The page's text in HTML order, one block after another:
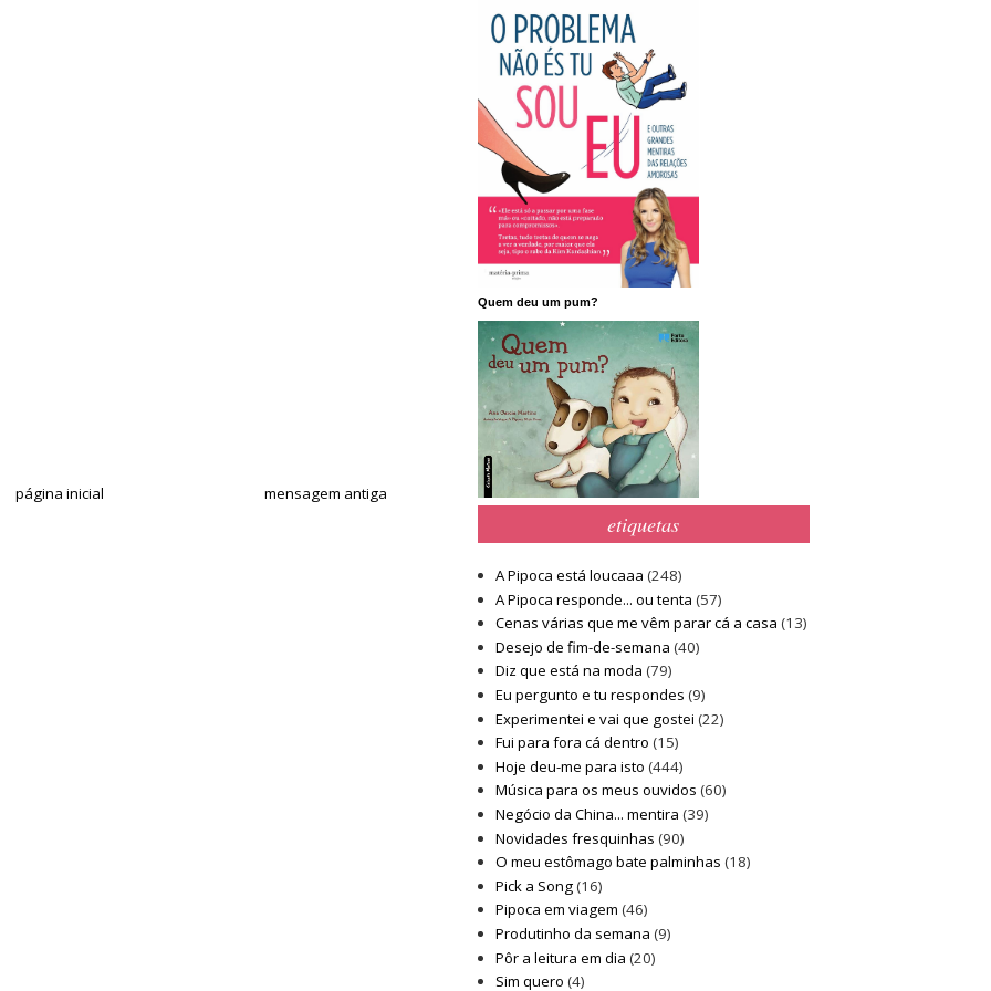
mensagem antiga
página inicial
Quem deu um pum?
etiquetas
A Pipoca está loucaaa (248)
A Pipoca responde... ou tenta (57)
Cenas várias que me vêm parar cá a casa (13)
Desejo de fim-de-semana (40)
Diz que está na moda (79)
Eu pergunto e tu respondes (9)
Experimentei e vai que gostei (22)
Fui para fora cá dentro (15)
Hoje deu-me para isto (444)
Música para os meus ouvidos (60)
Negócio da China... mentira (39)
Novidades fresquinhas (90)
O meu estômago bate palminhas (18)
Pick a Song(16)
Pipoca em viagem (46)
Produtinho da semana (9)
Pôr a leitura em dia (20)
Sim quero (4)